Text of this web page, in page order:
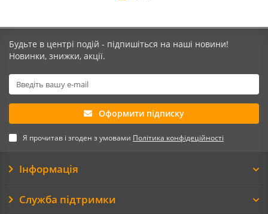
Будьте в центрі подій - підпишіться на наші новини!
Новинки, знижки, акції.
Оформити підписку
Я прочитав і згоден з умовами Політика конфідеційності
Інформація
Служба підтримки